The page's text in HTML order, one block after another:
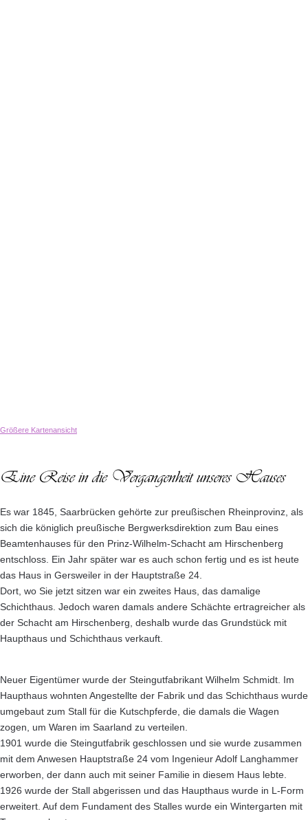
Größere Kartenansicht
Eine Reise in die Vergangenheit unseres Hauses
Es war 1845, Saarbrücken gehörte zur preußischen Rheinprovinz, als
sich die königlich preußische Bergwerksdirektion zum Bau eines
Beamtenhauses für den Prinz-Wilhelm-Schacht am Hirschenberg
entschloss. Ein Jahr später war es auch schon fertig und es ist heute
das Haus in Gersweiler in der Hauptstraße 24.
Dort, wo Sie jetzt sitzen war ein zweites Haus, das damalige
Schichthaus. Jedoch waren damals andere Schächte ertragreicher als
der Schacht am Hirschenberg, deshalb wurde das Grundstück mit
Haupthaus und Schichthaus verkauft.
Neuer Eigentümer wurde der Steingutfabrikant Wilhelm Schmidt. Im
Haupthaus wohnten Angestellte der Fabrik und das Schichthaus wurde
umgebaut zum Stall für die Kutschpferde, die damals die Wagen
zogen, um Waren im Saarland zu verteilen.
1901 wurde die Steingutfabrik geschlossen und sie wurde zusammen
mit dem Anwesen Hauptstraße 24 vom Ingenieur Adolf Langhammer
erworben, der dann auch mit seiner Familie in diesem Haus lebte.
1926 wurde der Stall abgerissen und das Haupthaus wurde in L-Form
erweitert. Auf dem Fundament des Stalles wurde ein Wintergarten mit